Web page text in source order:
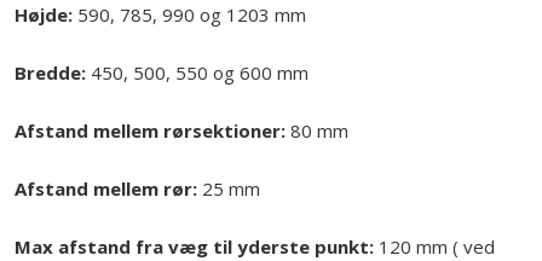
Højde:590, 785, 990 og 1203 mm
Bredde:450, 500, 550 og 600 mm
Afstand mellem rørsektioner:80 mm
Afstand mellem rør:25 mm
Max afstand fra væg til yderste punkt:120 mm ( ved